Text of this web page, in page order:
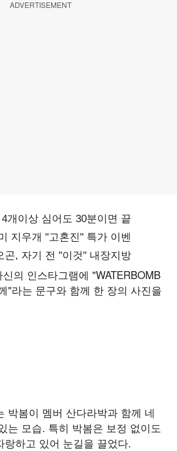
ADVERTISEMENT
의 인스타그램에 "WATERBOMB
"라는 문구와 함께 한 장의 사진을
박봄이 멤버 산다라박과 함께 네
는 모습. 특히 박봄은 보정 없이도
랑하고 있어 눈길을 끌었다.